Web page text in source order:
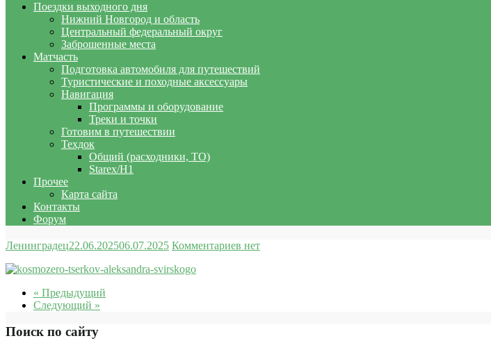
Поездки выходного дня
Нижний Новгород и область
Центральный федеральный округ
Заброшенные места
Матчасть
Подготовка автомобиля для путешествий
Туристические и походные аксессуары
Навигация
Программы и оборудование
Треки и точки
Готовим в путешествии
Техдок
Общий (расходники, ТО)
Starex/H1
Прочее
Карта сайта
Контакты
Форум
Ленинградец22.06.202506.07.2025 Комментариев нет
« Предыдущий
Следующий »
Поиск по сайту